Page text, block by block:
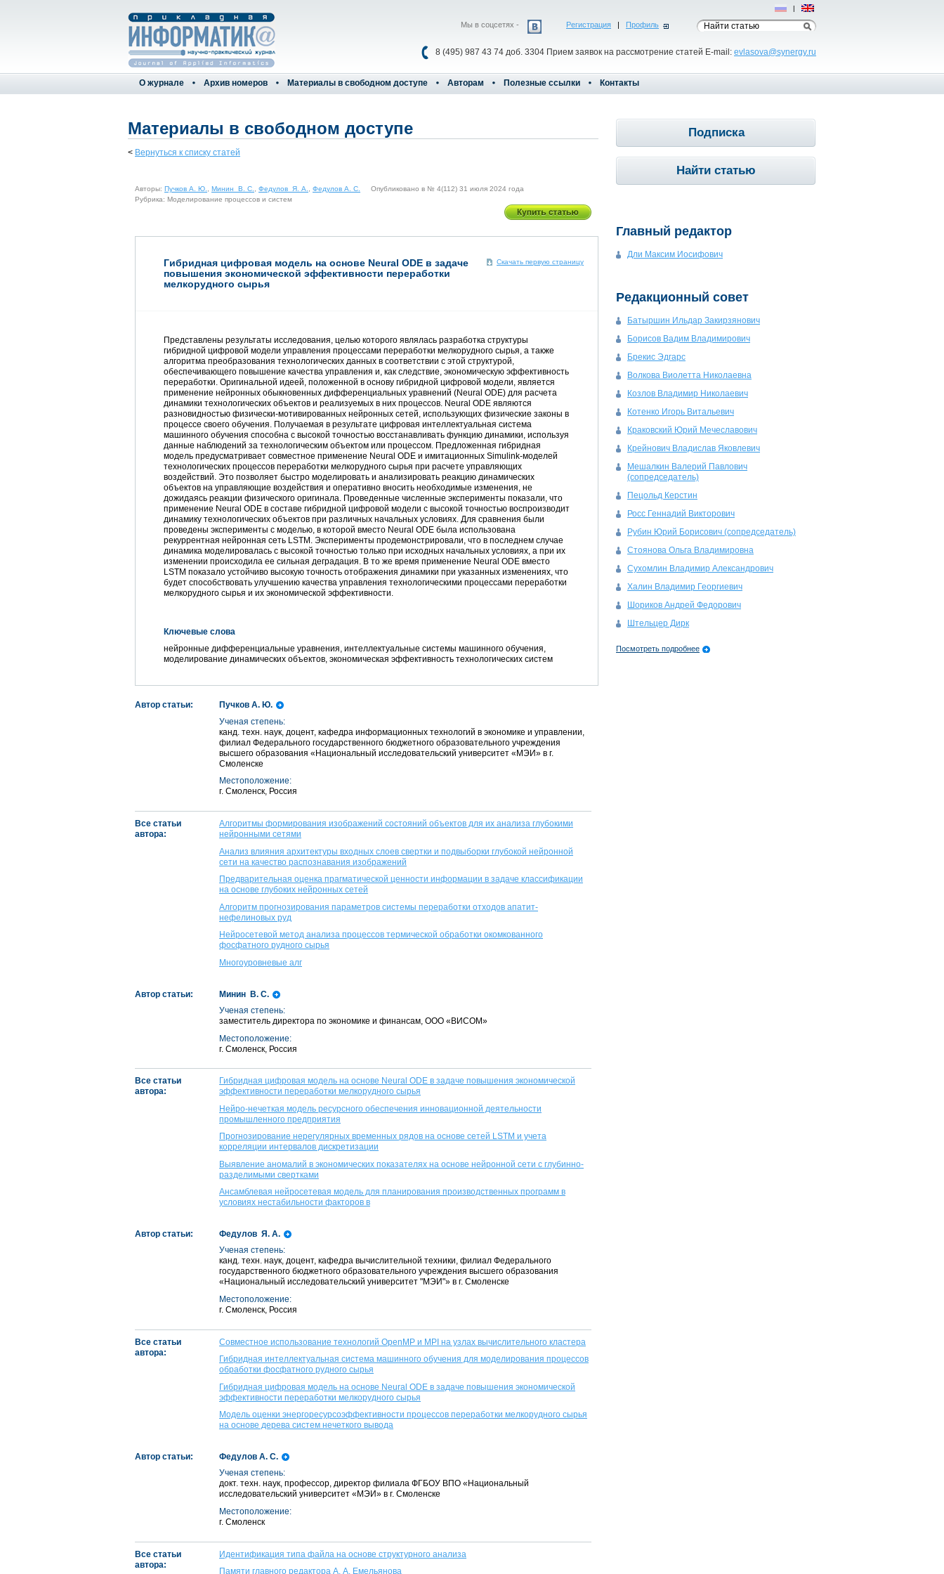
Регистрация | Профиль
8 (495) 987 43 74 доб. 3304 Прием заявок на рассмотрение статей E-mail: evlasova@synergy.ru
Мы в соцсетях -
Рус | Eng
О журнале Архив номеров Материалы в свободном доступе Авторам Полезные ссылки Контакты
Материалы в свободном доступе
< Вернуться к списку статей
Авторы: Пучков А. Ю. Минин В. С. Федулов Я. А. Федулов А. С.
Опубликовано в № 4(112) 31 июля 2024 года
Рубрика: Моделирование процессов и систем
Скачать первую страницу
Гибридная цифровая модель на основе Neural ODE в задаче
повышения экономической эффективности переработки
мелкорудного сырья
Представлены результаты исследования, целью которого являлась разработка структуры
гибридной цифровой модели управления процессами переработки мелкорудного сырья, а также
алгоритма преобразования технологических данных в соответствии с этой структурой,
обеспечивающего повышение качества управления и, как следствие, экономическую эффективность
переработки. Оригинальной идеей, положенной в основу гибридной цифровой модели, является
применение нейронных обыкновенных дифференциальных уравнений (Neural ODE) для расчета
динамики технологических объектов и реализуемых в них процессов. Neural ODE являются
разновидностью физически-­мотивированных нейронных сетей, использующих физические законы в
процессе своего обучения. Получаемая в результате цифровая интеллектуальная система
машинного обучения способна с высокой точностью восстанавливать функцию динамики, используя
данные наблюдений за технологическим объектом или процессом. Предложенная гибридная
модель предусматривает совместное применение Neural ODE и имитационных Simulink-­моделей
технологических процессов переработки мелкорудного сырья при расчете управляющих
воздействий. Это позволяет быстро моделировать и анализировать реакцию динамических
объектов на управляющие воздействия и оперативно вносить необходимые изменения, не
дожидаясь реакции физического оригинала. Проведенные численные эксперименты показали, что
применение Neural ODE в составе гибридной цифровой модели с высокой точностью воспроизводит
динамику технологических объектов при различных начальных условиях. Для сравнения были
проведены эксперименты с моделью, в которой вместо Neural ODE была использована
рекуррентная нейронная сеть LSTM. Эксперименты продемонстрировали, что в последнем случае
динамика моделировалась с высокой точностью только при исходных начальных условиях, а при их
изменении происходила ее сильная деградация. В то же время применение Neural ODE вместо
LSTM показало устойчиво высокую точность отображения динамики при указанных изменениях, что
будет способствовать улучшению качества управления технологическими процессами переработки
мелкорудного сырья и их экономической эффективности.
Ключевые слова
нейронные дифференциальные уравнения, интеллектуальные системы машинного обучения,
моделирование динамических объектов, экономическая эффективность технологических систем
Автор статьи:
Пучков А. Ю.
Ученая степень:
канд. техн. наук, доцент, кафедра информационных технологий в экономике и управлении,
филиал Федерального государственного бюджетного образовательного учреждения
высшего образования «Национальный исследовательский университет «МЭИ» в г.
Смоленске
Местоположение:
г. Смоленск, Россия
Все статьи
автора:
Алгоритмы формирования изображений состояний объектов для их анализа глубокими
нейронными сетями
Анализ влияния архитектуры входных слоев свертки и подвыборки глубокой нейронной
сети на качество распознавания изображений
Предварительная оценка прагматической ценности информации в задаче классификации
на основе глубоких нейронных сетей
Алгоритм прогнозирования параметров системы переработки отходов апатит-
нефелиновых руд
Нейросетевой метод анализа процессов термической обработки окомкованного
фосфатного рудного сырья
Многоуровневые алг
Автор статьи:
Минин В. С.
Ученая степень:
заместитель директора по экономике и финансам, ООО «ВИСОМ»
Местоположение:
г. Смоленск, Россия
Все статьи
автора:
Гибридная цифровая модель на основе Neural ODE в задаче повышения экономической
эффективности переработки мелкорудного сырья
Нейро-нечеткая модель ресурсного обеспечения инновационной деятельности
промышленного предприятия
Прогнозирование нерегулярных временных рядов на основе сетей LSTM и учета
корреляции интервалов дискретизации
Выявление аномалий в экономических показателях на основе нейронной сети с глубинно-
разделимыми свертками
Ансамблевая нейросетевая модель для планирования производственных программ в
условиях нестабильности факторов в
Автор статьи:
Федулов Я. А.
Ученая степень:
канд. техн. наук, доцент, кафедра вычислительной техники, филиал Федерального
государственного бюджетного образовательного учреждения высшего образования
«Национальный исследовательский университет "МЭИ"» в г. Смоленске
Местоположение:
г. Смоленск, Россия
Все статьи
автора:
Совместное использование технологий OpenMP и MPI на узлах вычислительного кластера
Гибридная интеллектуальная система машинного обучения для моделирования процессов
обработки фосфатного рудного сырья
Гибридная цифровая модель на основе Neural ODE в задаче повышения экономической
эффективности переработки мелкорудного сырья
Модель оценки энергоресурсоэффективности процессов переработки мелкорудного сырья
на основе дерева систем нечеткого вывода
Автор статьи:
Федулов А. С.
Ученая степень:
докт. техн. наук, профессор, директор филиала ФГБОУ ВПО «Национальный
исследовательский университет «МЭИ» в г. Смоленске
Местоположение:
г. Смоленск
Все статьи
автора:
Идентификация типа файла на основе структурного анализа
Памяти главного редактора А. А. Емельянова
Подписка
Найти статью
Главный редактор
Дли Максим Иосифович
Редакционный совет
Батыршин Ильдар Закирзянович
Борисов Вадим Владимирович
Брекис Эдгарс
Волкова Виолетта Николаевна
Козлов Владимир Николаевич
Котенко Игорь Витальевич
Краковский Юрий Мечеславович
Крейнович Владислав Яковлевич
Мешалкин Валерий Павлович
(сопредседатель)
Пецольд Керстин
Росс Геннадий Викторович
Рубин Юрий Борисович (сопредседатель)
Стоянова Ольга Владимировна
Сухомлин Владимир Александрович
Халин Владимир Георгиевич
Шориков Андрей Федорович
Штельцер Дирк
Посмотреть подробнее